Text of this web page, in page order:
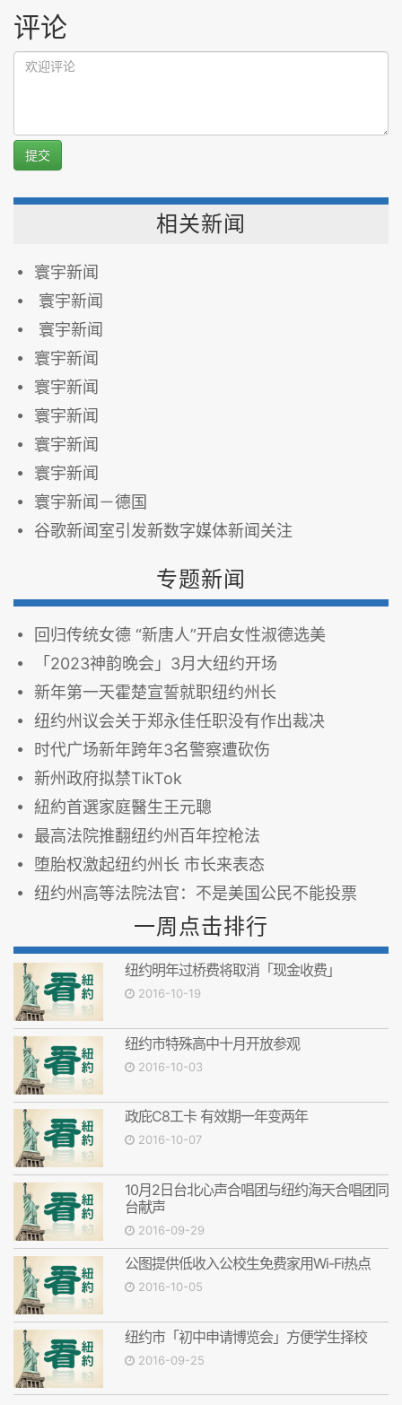
评论
提交
相关新闻
寰宇新闻
寰宇新闻
寰宇新闻
寰宇新闻
寰宇新闻
寰宇新闻
寰宇新闻
寰宇新闻
寰宇新闻－德国
谷歌新闻室引发新数字媒体新闻关注
专题新闻
回归传统女德 “新唐人”开启女性淑德选美
「2023神韵晚会」3月大纽约开场
新年第一天霍楚宣誓就职纽约州长
纽约州议会关于郑永佳任职没有作出裁决
时代广场新年跨年3名警察遭砍伤
新州政府拟禁TikTok
紐約首選家庭醫生王元聰
最高法院推翻纽约州百年控枪法
堕胎权激起纽约州长 市长来表态
纽约州高等法院法官：不是美国公民不能投票
一周点击排行
纽约明年过桥费将取消「现金收费」
2016-10-19
纽约市特殊高中十月开放参观
2016-10-03
政庇C8工卡 有效期一年变两年
2016-10-07
10月2日台北心声合唱团与纽约海天合唱团同
台献声
2016-09-29
公图提供低收入公校生免费家用Wi-Fi热点
2016-10-05
纽约市「初中申请博览会」方便学生择校
2016-09-25